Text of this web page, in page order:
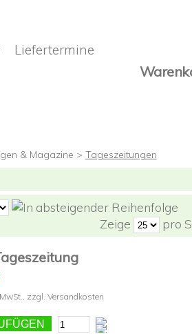
Liefertermine
& Magazine > Tageszeitungen
Zeige
pro
, zzgl. Versandkosten